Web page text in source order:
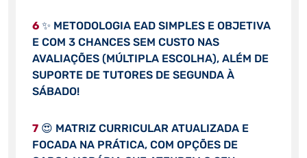
6✨ METODOLOGIA EAD SIMPLES E OBJETIVA
E COM 3 CHANCES SEM CUSTO NAS
AVALIAÇÕES (MÚLTIPLA ESCOLHA), ALÉM DE
SUPORTE DE TUTORES DE SEGUNDA À
SÁBADO!
7😍 MATRIZ CURRICULAR ATUALIZADA E
FOCADA NA PRÁTICA, COM OPÇÕES DE